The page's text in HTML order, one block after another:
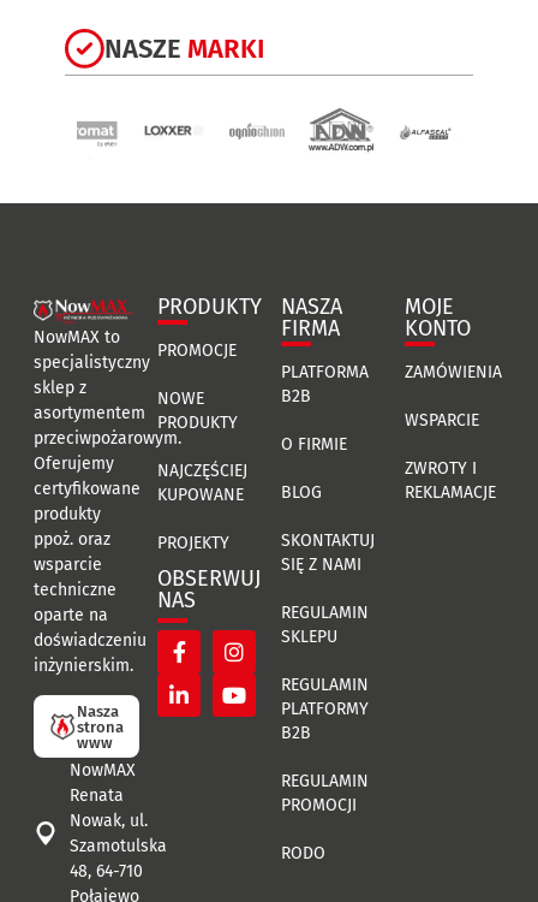
NASZE MARKI
NowMAX to
specjalistyczny
sklep z
asortymentem
przeciwpożarowym.
Oferujemy
certyfikowane
produkty
ppoż. oraz
wsparcie
techniczne
oparte na
doświadczeniu
inżynierskim.
Nasza
strona
www
NowMAX
Renata
Nowak, ul.
Szamotulska
48, 64-710
Połajewo
PRODUKTY
PROMOCJE
NOWE
PRODUKTY
NAJCZĘŚCIEJ
KUPOWANE
PROJEKTY
OBSERWUJ
NAS
NASZA
FIRMA
PLATFORMA
B2B
O FIRMIE
BLOG
SKONTAKTUJ
SIĘ Z NAMI
REGULAMIN
SKLEPU
REGULAMIN
PLATFORMY
B2B
REGULAMIN
PROMOCJI
RODO
MOJE
KONTO
ZAMÓWIENIA
WSPARCIE
ZWROTY I
REKLAMACJE